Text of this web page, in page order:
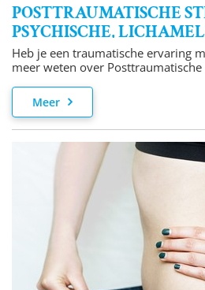
POSTTRAUMATISCHE
PSYCHISCHE,
EN BEHANDELING VAN
POSTTRAUMATISCHE
Heb je een traumatische ervaring
meer weten over Posttraumatische
Meer